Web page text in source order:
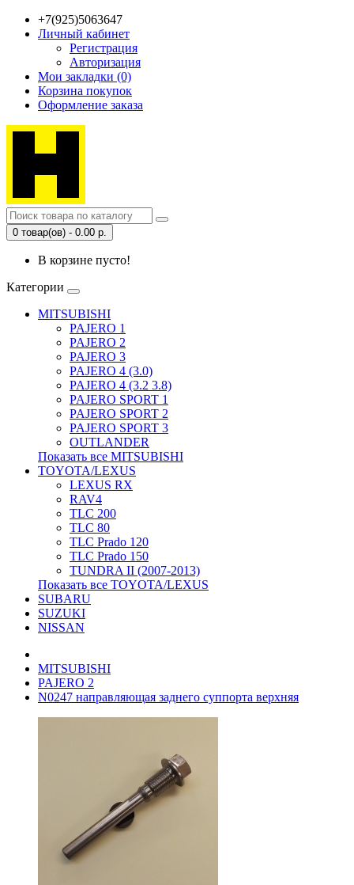
+7(925)5063647
Личный кабинет
Регистрация
Авторизация
Мои закладки (0)
Корзина покупок
Оформление заказа
0 товар(ов) - 0.00 р.
В корзине пусто!
Категории
MITSUBISHI
PAJERO 1
PAJERO 2
PAJERO 3
PAJERO 4 (3.0)
PAJERO 4 (3.2 3.8)
PAJERO SPORT 1
PAJERO SPORT 2
PAJERO SPORT 3
OUTLANDER
Показать все MITSUBISHI
TOYOTA/LEXUS
LEXUS RX
RAV4
TLC 200
TLC 80
TLC Prado 120
TLC Prado 150
TUNDRA II (2007-2013)
Показать все TOYOTA/LEXUS
SUBARU
SUZUKI
NISSAN
MITSUBISHI
PAJERO 2
N0247 направляющая заднего суппорта верхняя